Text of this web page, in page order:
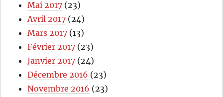
Mai 2017 (23)
Avril 2017 (24)
Mars 2017 (13)
Février 2017 (23)
Janvier 2017 (24)
Décembre 2016 (23)
Novembre 2016 (23)